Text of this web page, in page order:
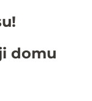
domu